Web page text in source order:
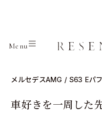
Menu
メルセデスAMG / S63 Eパ
車好きを一周した